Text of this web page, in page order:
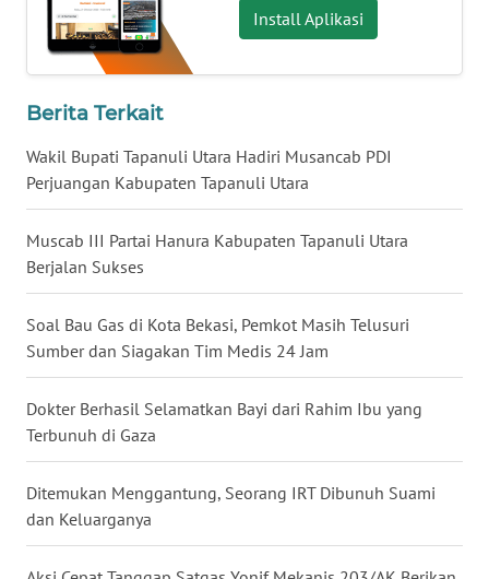
Install Aplikasi
Berita Terkait
Wakil Bupati Tapanuli Utara Hadiri Musancab PDI
Perjuangan Kabupaten Tapanuli Utara
Muscab III Partai Hanura Kabupaten Tapanuli Utara
Berjalan Sukses
Soal Bau Gas di Kota Bekasi, Pemkot Masih Telusuri
Sumber dan Siagakan Tim Medis 24 Jam
Dokter Berhasil Selamatkan Bayi dari Rahim Ibu yang
Terbunuh di Gaza
Ditemukan Menggantung, Seorang IRT Dibunuh Suami
dan Keluarganya
WN
BABEL
WN
WN
SUMSEL
WN
BENGKULU
WN
LAMPUNG
WN
JATENG
WN